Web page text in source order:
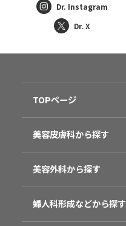
Dr. Instagram
Dr. X
TOPページ
美容皮膚科から探す
美容外科から探す
婦人科形成などから探す